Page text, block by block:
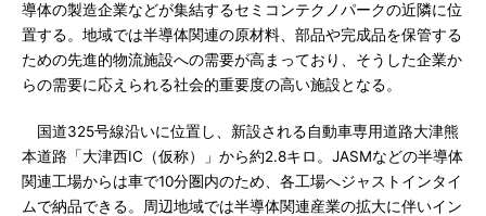
導体の製造企業などが集結するセミコンテクノパークの近隣に位
置する。地域では半導体関連の原材料、部品や完成品を保管する
ための先進的物流施設への需要が高まっており、そうした企業か
らの需要に応えられる社会的重要度の高い施設となる。
国道325号線沿いに位置し、新設される自動車専用道路大津熊
本道路「大津西IC（仮称）」から約2.8キロ。JASMなどの半導体
関連工場からは車で10分圏内のため、各工場へジャストインタイ
ムで納品できる。周辺地域では半導体関連産業の拡大に伴いイン